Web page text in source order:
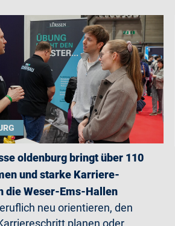
oldenburg bringt über 110
und starke Karriere-
die Weser-Ems-Hallen
neu orientieren, den
planen oder